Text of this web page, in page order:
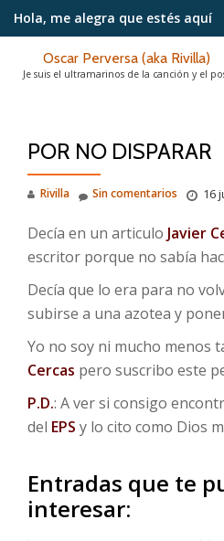
contenido
Hola, me alegra que estés aquí
Oscar Perversa (aka Rivilla)
Je suis el ultramarinos de la canción y el
POR NO DISPARAR
Rivilla 16
Sin comentarios
Decía en un articulo Javier
escritor porque no sabía
Decía que lo era para no
subirse a una azotea y
Yo no soy ni mucho menos
Cercas pero suscribo este
P.D.: A ver si consigo
del EPS y lo cito como Dios
Entradas que te
interesar: